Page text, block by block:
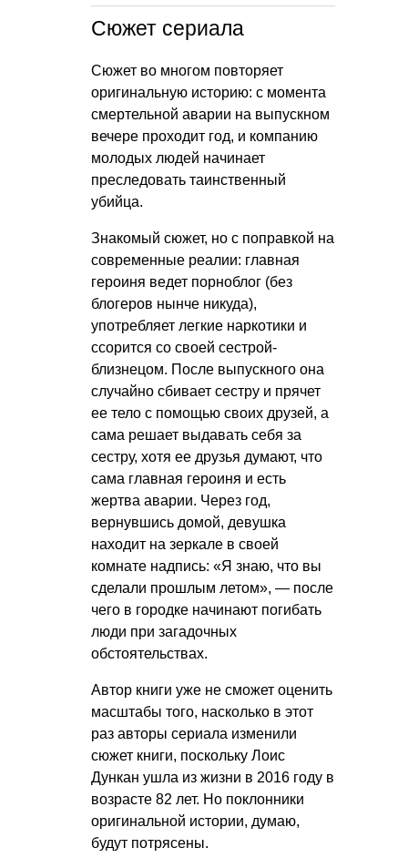
Сюжет сериала
Сюжет во многом повторяет
оригинальную историю: с момента
смертельной аварии на выпускном
вечере проходит год, и компанию
молодых людей начинает
преследовать таинственный
убийца.
Знакомый сюжет, но с поправкой на
современные реалии: главная
героиня ведет порноблог (без
блогеров нынче никуда),
употребляет легкие наркотики и
ссорится со своей сестрой-
близнецом. После выпускного она
случайно сбивает сестру и прячет
ее тело с помощью своих друзей, а
сама решает выдавать себя за
сестру, хотя ее друзья думают, что
сама главная героиня и есть
жертва аварии. Через год,
вернувшись домой, девушка
находит на зеркале в своей
комнате надпись: «Я знаю, что вы
сделали прошлым летом», — после
чего в городке начинают погибать
люди при загадочных
обстоятельствах.
Автор книги уже не сможет оценить
масштабы того, насколько в этот
раз авторы сериала изменили
сюжет книги, поскольку Лоис
Дункан ушла из жизни в 2016 году в
возрасте 82 лет. Но поклонники
оригинальной истории, думаю,
будут потрясены.